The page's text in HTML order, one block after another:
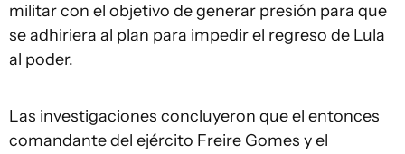
militar con el objetivo de generar presión para que
se adhiriera al plan para impedir el regreso de Lula
al poder.
Las investigaciones concluyeron que el entonces
comandante del ejército Freire Gomes y el